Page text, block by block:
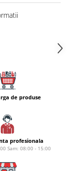
de produse
profesionala
Sam: 08:00 - 15:00